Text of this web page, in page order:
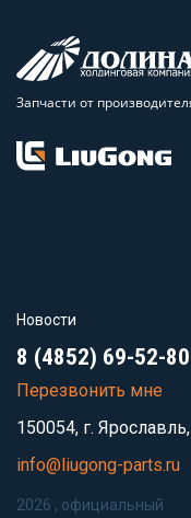
Запчасти от
Новости
8 (4852) 69-52-80
Перезвонить мне
150054, г.
info@liugong-parts.ru
2026 , официальный